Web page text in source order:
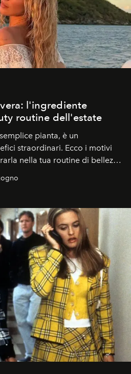
l'ingrediente
routine dell'estate
pianta, è un
straordinari. Ecco i motivi
nella tua routine di bellezza